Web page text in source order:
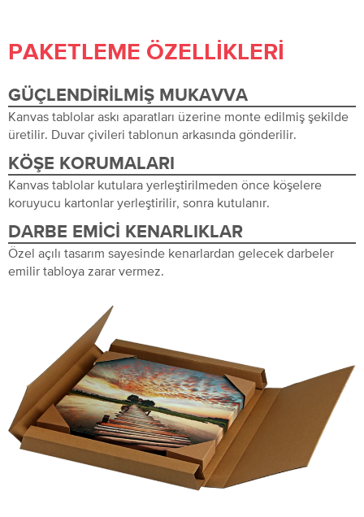
PAKETLEME ÖZELLIKLERI
GÜÇLENDIRILMIŞ MUKAVVA
Kanvas tablolar askı aparatları üzerine monte edilmiş şekilde
üretilir. Duvar çivileri tablonun arkasında gönderilir.
KÖŞE KORUMALARI
Kanvas tablolar kutulara yerleştirilmeden önce köşelere
koruyucu kartonlar yerleştirilir, sonra kutulanır.
DARBE EMICI KENARLIKLAR
Özel açılı tasarım sayesinde kenarlardan gelecek darbeler
emilir tabloya zarar vermez.